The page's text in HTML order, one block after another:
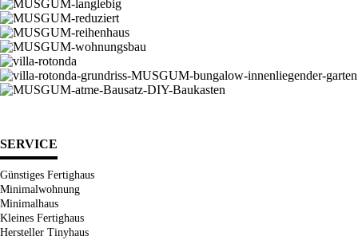
SERVICE
Günstiges Fertighaus
Minimalwohnung
Minimalhaus
Kleines Fertighaus
Hersteller Tinyhaus